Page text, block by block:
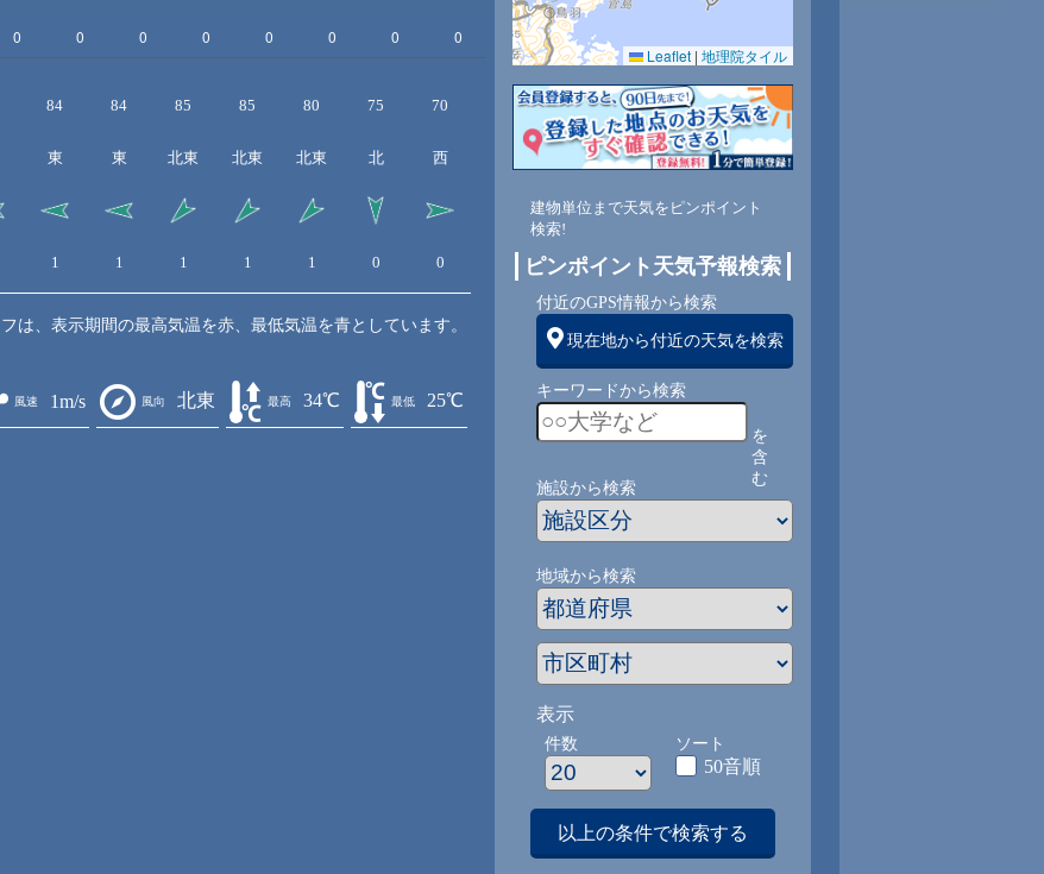
84 84 85 85 80 75 70 60 57 56 56
東 東 北東 北東 北東 北 西 南西 南西 南西
1 1 1 1 1 0 0 1 2 2 3
は、表示期間の最高気温を赤、最低気温を青としています。
風速 1m/s 風向 北東 最高 34℃ 最低 25℃
Leaflet | 地理院タイル
建物単位まで天気をピンポイント
検索!
ピンポイント天気予報検索
付近のGPS情報から検索
現在地から付近の天気を検索
キーワードから検索
を
含
む
施設から検索
地域から検索
表示
件数 ソート
50音順
以上の条件で検索する